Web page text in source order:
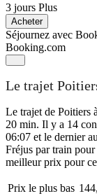
3 jours Plus
Acheter
Séjournez avec
Booking.com
Le trajet
Le trajet de Poitiers
20 min. Il y a 14
06:07 et le dernier
Fréjus par train
meilleur prix pour
Prix ​​le plus bas